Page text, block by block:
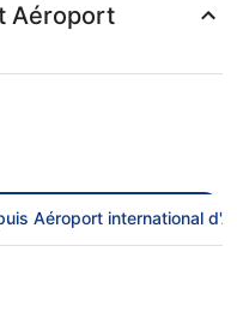
Aéroport
Aéroport international